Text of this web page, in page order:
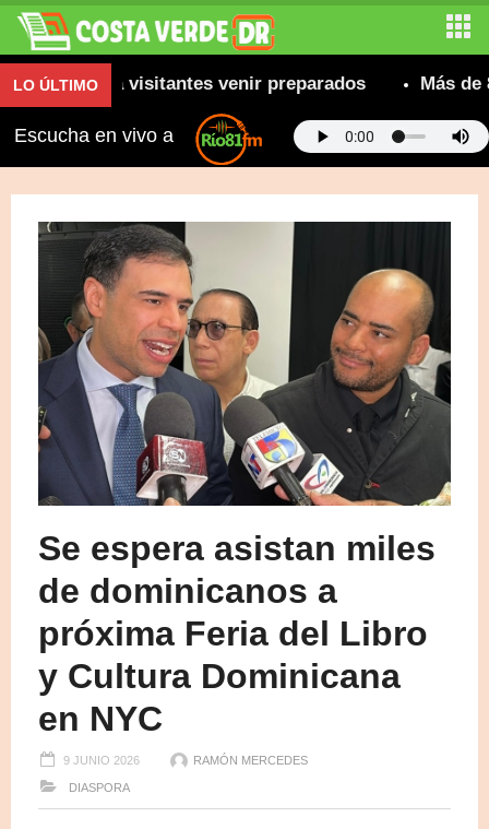
LO ÚLTIMOa visitantes venir preparados Más de
Escucha en vivo a
Se espera asistan miles
de dominicanos a
próxima Feria del Libro
y Cultura Dominicana
en NYC
9 JUNIO 2026 RAMÓN MERCEDES
DIASPORA